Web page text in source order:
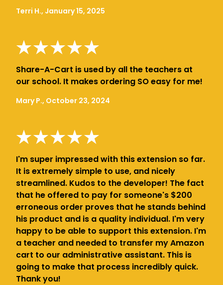
Terri H., January 15, 2025
Share-A-Cart is used by all the teachers at
our school. It makes ordering SO easy for me!
Mary P., October 23, 2024
I'm super impressed with this extension so far.
It is extremely simple to use, and nicely
streamlined. Kudos to the developer! The fact
that he offered to pay for someone's $200
erroneous order proves that he stands behind
his product and is a quality individual. I'm very
happy to be able to support this extension. I'm
a teacher and needed to transfer my Amazon
cart to our administrative assistant. This is
going to make that process incredibly quick.
Thank you!